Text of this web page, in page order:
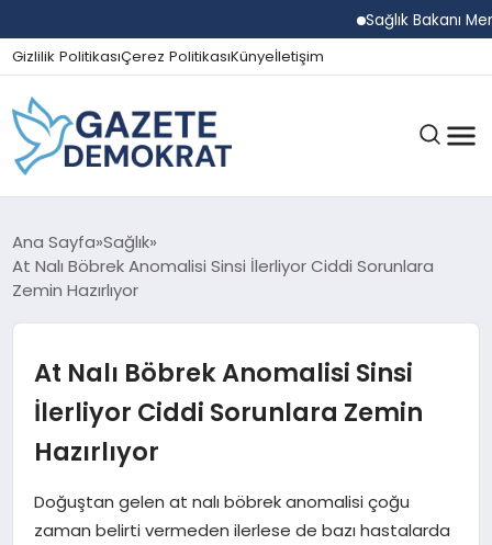
Sağlık Bakanı
Gizlilik PolitikasıÇerez PolitikasıKünyeİletişim
GÜNDEM
EKONOMI
SPOR
Ana Sayfa Sağlık
At Nalı Böbrek Anomalisi Sinsi İlerliyor Ciddi Sorunlara
Zemin Hazırlıyor
At Nalı Böbrek Anomalisi Sinsi
İlerliyor Ciddi Sorunlara Zemin
Hazırlıyor
Doğuştan gelen at nalı böbrek anomalisi çoğu
zaman belirti vermeden ilerlese de bazı hastalarda